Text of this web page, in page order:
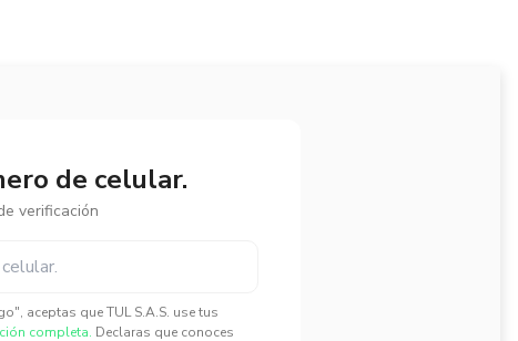
de celular.
verificación
aceptas que TUL S.A.S. use tus
completa. Declaras que conoces